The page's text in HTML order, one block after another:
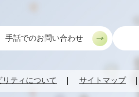
手話でのお問い合わせ
リティについて サイトマップ